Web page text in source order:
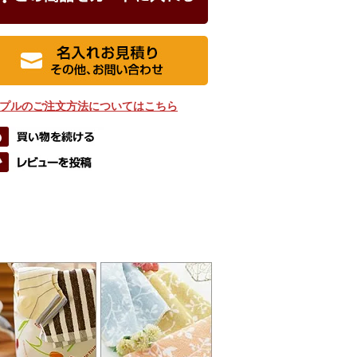
ルのご注文方法についてはこちら